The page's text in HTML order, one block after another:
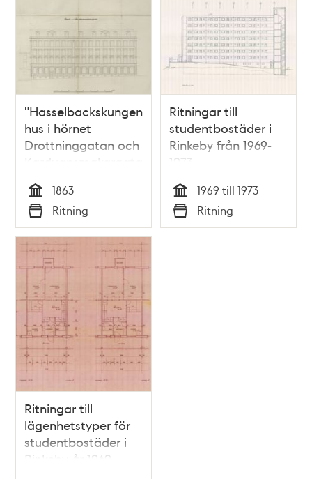
"Hasselbackskungens"
hus i hörnet
Drottninggatan och
Karduansmakargatan
Tid
1863
Typ
Ritning
Ritningar till
studentbostäder i
Rinkeby från 1969-
1973
Tid
1969 till 1973
Typ
Ritning
Ritningar till
lägenhetstyper för
studentbostäder i
Rinkeby år 1969